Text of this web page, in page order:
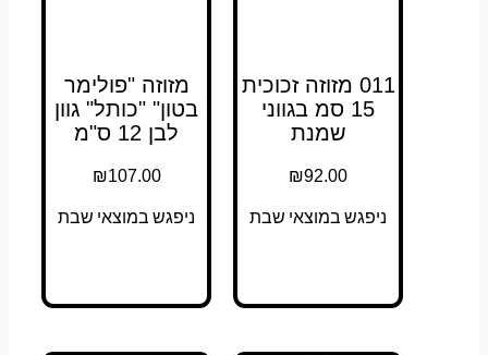
011 מזוזה זכוכית
15 סמ בגווני
שמנת
₪
ניפגש במוצאי שבת
מזוזה "פולימר
בטון" "כותל" גוון
₪107.00
ניפגש במוצאי שבת